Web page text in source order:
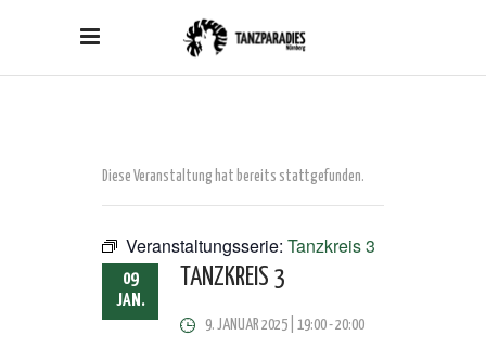
Diese Veranstaltung hat bereits stattgefunden.
Veranstaltungsserie: Tanzkreis 3
09
JAN.
TANZKREIS 3
9. JANUAR 2025 | 19:00-20:00